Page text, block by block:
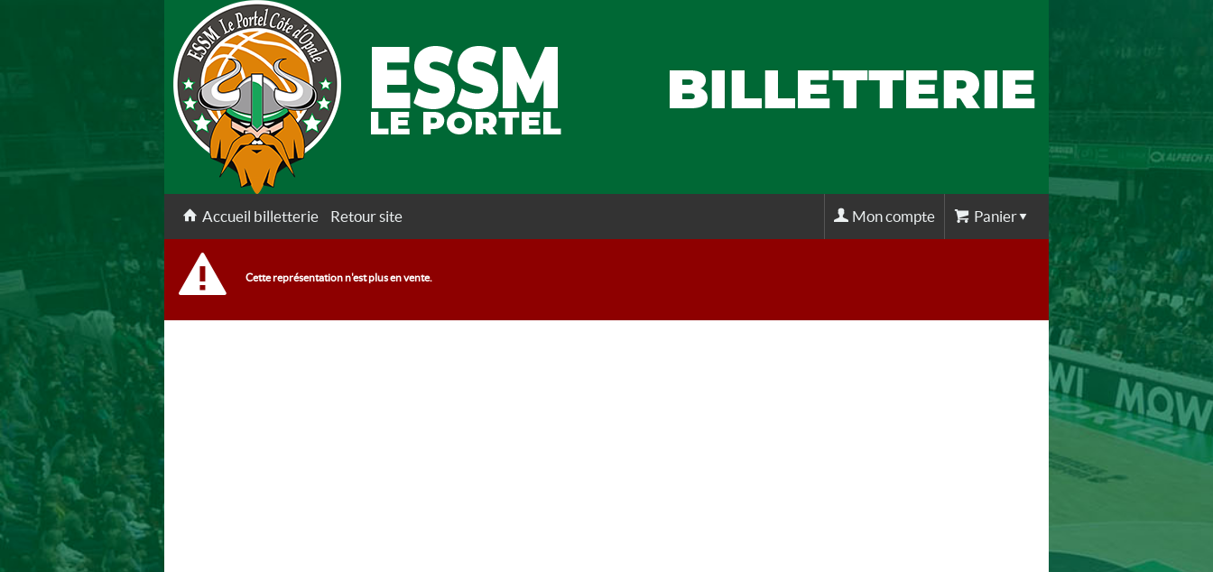
Accueil billetterie Retour site Panier
Mon compte
Cette représentation n'est plus en vente.